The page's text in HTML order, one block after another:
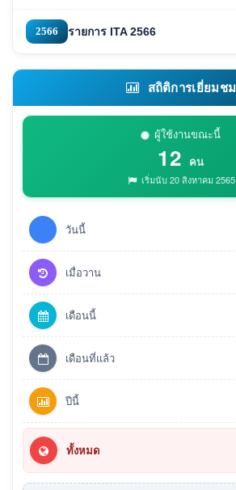
2566 รายการ ITA 2566
สถิติการเยี่ยมชม
ผู้ใช้งานขณะนี้
12 คน
เริ่มนับ 20 สิงหาคม 2565
วันนี้
เมื่อวาน
เดือนนี้
เดือนที่แล้ว
ปีนี้
ทั้งหมด